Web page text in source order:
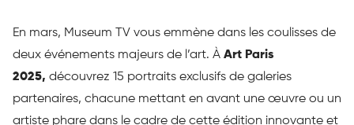
En mars, Museum TV vous emmène dans les coulisses de
deux événements majeurs de l’art. À Art Paris
2025, découvrez 15 portraits exclusifs de galeries
partenaires, chacune mettant en avant une œuvre ou un
artiste phare dans le cadre de cette édition innovante et